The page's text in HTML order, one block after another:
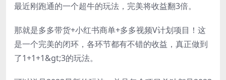
最近刚跑通的一个超牛的玩法，完美将收益翻3倍。
那就是多多带货+小红书商单+多多视频V计划项目！这
是一个完美的闭环，各环节都有不错的收益，真正做到
了1+1+1&gt;3的玩法。